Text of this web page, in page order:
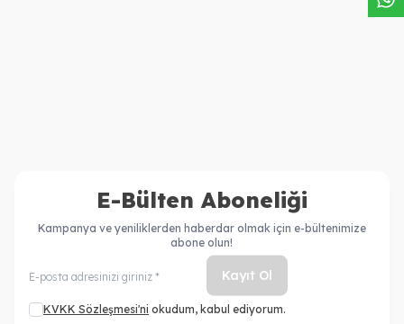
Moroccanoil Besleyici ve
E-Bülten Aboneliği
Kampanya ve yeniliklerden haberdar olmak için e-bültenimize
abone olun!
Kayıt Ol
KVKK Sözleşmesi'ni okudum, kabul ediyorum.